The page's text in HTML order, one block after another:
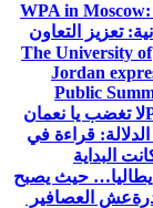
WPA in
تعزيز التعاون
The University of
Jordan
Public
لا تغضب يا نعمان
قراءة في
البداية
إيطاليا… حيث يصبح
عش العصافير